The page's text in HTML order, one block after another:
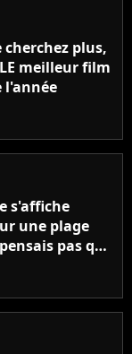
cherchez plus,
meilleur film
l'année
s'affiche
une plage
pas que